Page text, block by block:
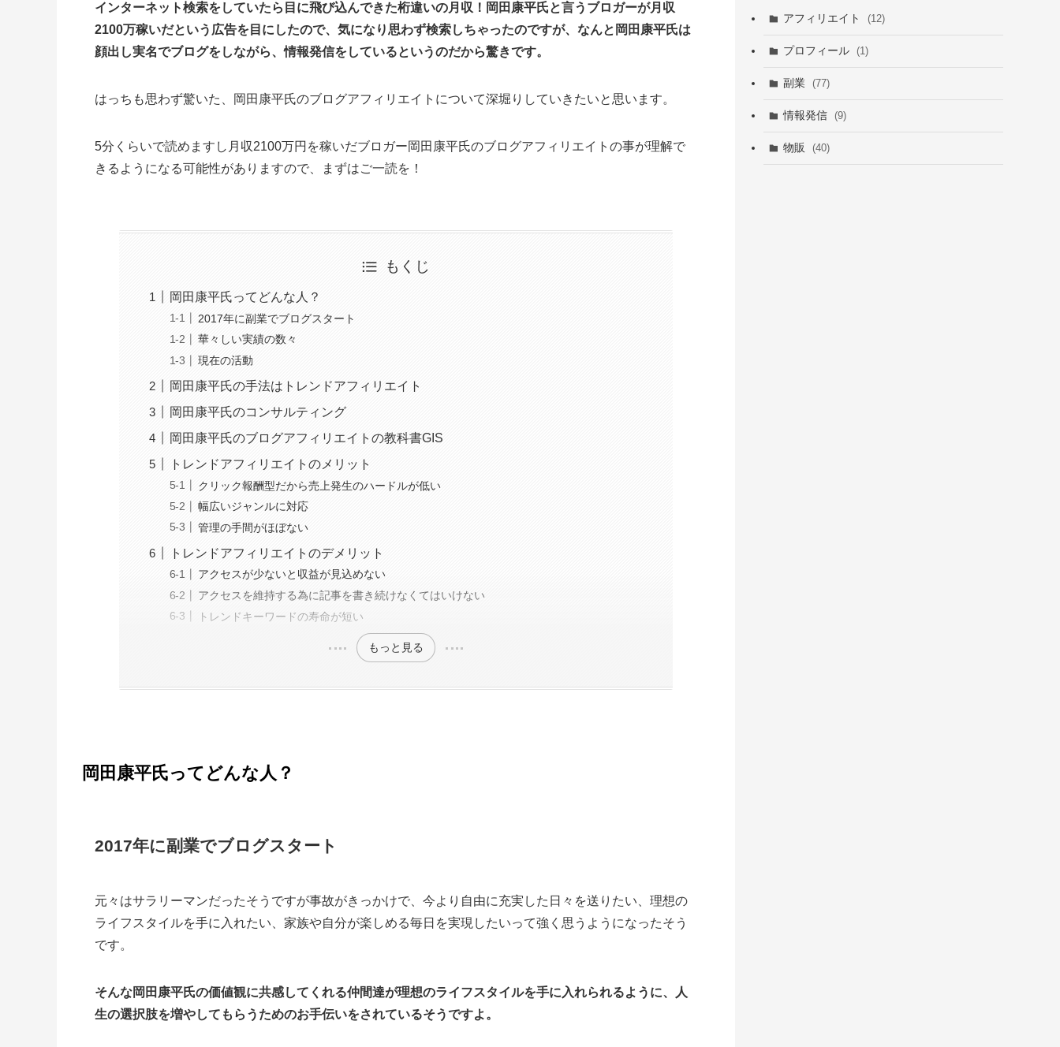
インターネット検索をしていたら目に飛び込んできた桁違いの月収！岡田康平氏と言うブロガーが月収
2100万稼いだという広告を目にしたので、気になり思わず検索しちゃったのですが、なんと岡田康平氏は
顔出し実名でブログをしながら、情報発信をしているというのだから驚きです。
はっちも思わず驚いた、岡田康平氏のブログアフィリエイトについて深堀りしていきたいと思います。
5分くらいで読めますし月収2100万円を稼いだブロガー岡田康平氏のブログアフィリエイトの事が理解で
きるようになる可能性がありますので、まずはご一読を！
もくじ
岡田康平氏ってどんな人？
2017年に副業でブログスタート
華々しい実績の数々
現在の活動
岡田康平氏の手法はトレンドアフィリエイト
岡田康平氏のコンサルティング
岡田康平氏のブログアフィリエイトの教科書GIS
トレンドアフィリエイトのメリット
クリック報酬型だから売上発生のハードルが低い
幅広いジャンルに対応
管理の手間がほぼない
トレンドアフィリエイトのデメリット
アクセスが少ないと収益が見込めない
アクセスを維持する為に記事を書き続けなくてはいけない
トレンドキーワードの寿命が短い
もっと見る
岡田康平氏ってどんな人？
2017年に副業でブログスタート
元々はサラリーマンだったそうですが事故がきっかけで、今より自由に充実した日々を送りたい、理想の
ライフスタイルを手に入れたい、家族や自分が楽しめる毎日を実現したいって強く思うようになったそう
です。
そんな岡田康平氏の価値観に共感してくれる仲間達が理想のライフスタイルを手に入れられるように、人
生の選択肢を増やしてもらうためのお手伝いをされているそうですよ。
アフィリエイト (12)
プロフィール (1)
副業 (77)
情報発信 (9)
物販 (40)